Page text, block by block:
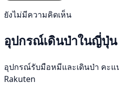
ยังไม่มีความคิดเห็น
อุปกรณ์เดินป่าในญี่ปุ่น
อุปกรณ์รับมือหมีและเดินป่า คะแ
Rakuten